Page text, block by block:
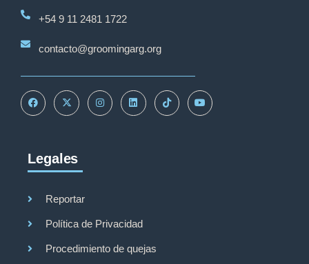
+54 9 11 2481 1722
contacto@groomingarg.org
Legales
Reportar
Política de Privacidad
Procedimiento de quejas